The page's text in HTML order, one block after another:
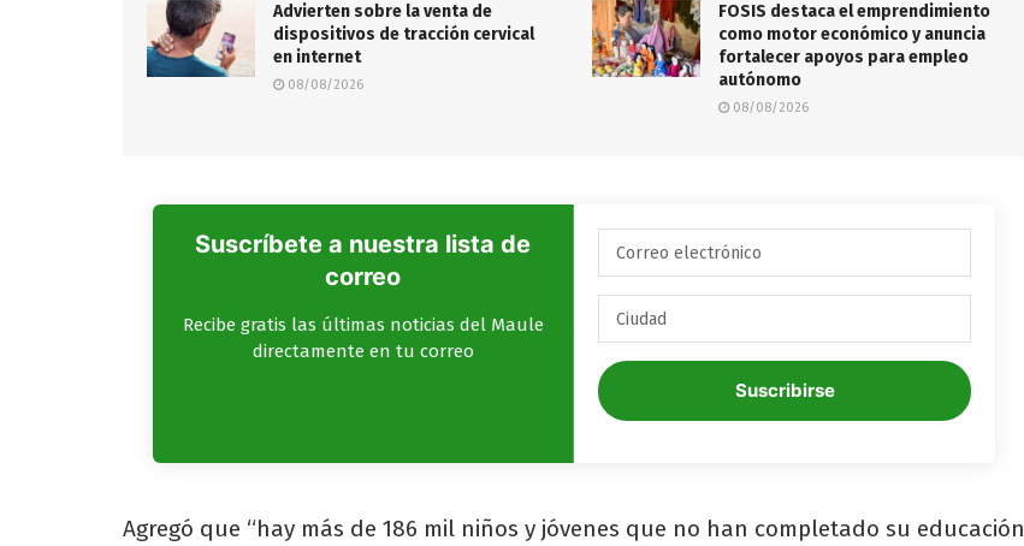
Advierten sobre la venta de
dispositivos de tracción cervical
en internet
08/08/2026
FOSIS destaca el emprendimiento
como motor económico y anuncia
fortalecer apoyos para empleo
autónomo
08/08/2026
Suscríbete a nuestra lista de
correo
Recibe gratis las últimas noticias del Maule
directamente en tu correo
Suscribirse
Agregó que “hay más de 186 mil niños y jóvenes que no han completado su educación